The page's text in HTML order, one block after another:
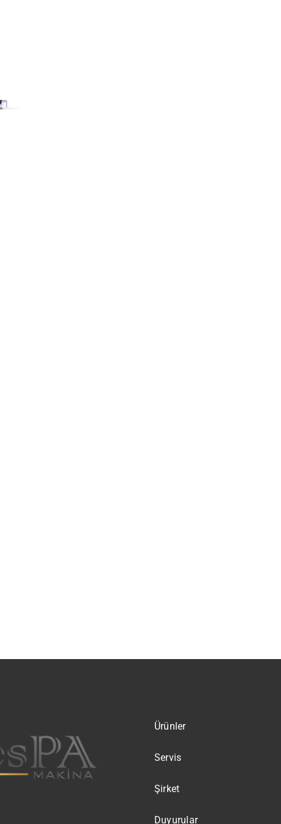
Ürünler
Servis
Şirket
Duyurular